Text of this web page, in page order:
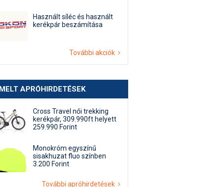
Használt síléc és használt
kerékpár beszámítása
További akciók
APRÓHIRDETÉSEK
Cross Travel női trekking
kerékpár, 309.990ft helyett
259.990 Forint
Monokróm egyszínű
sisakhuzat fluo színben
3.200 Forint
További apróhirdetések